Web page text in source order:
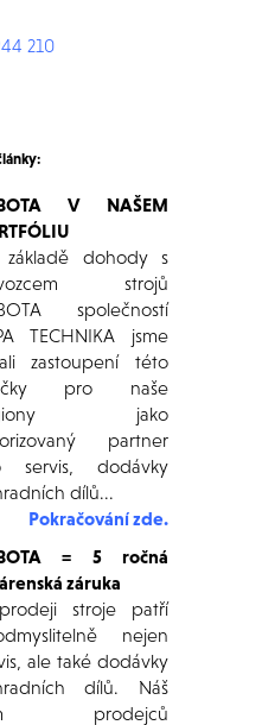
210
V NAŠEM
základě dohody s
strojů
společností
TECHNIKA jsme
zastoupení této
pro naše
jako
partner
servis, dodávky
dílů...
Pokračování zde.
= 5 ročná
záruka
stroje patří
nejen
ale také dodávky
dílů. Náš
prodejců